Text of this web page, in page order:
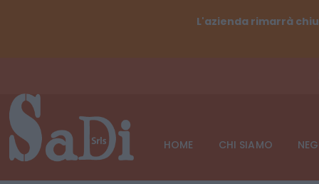
L'azienda rimarrà
HOME CHI SIAMO